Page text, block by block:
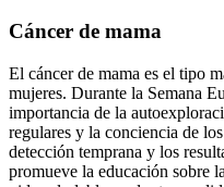
Cáncer de mama
El cáncer de mama es el tipo
mujeres. Durante la Semana
importancia de la
regulares y la conciencia de
detección temprana y los
promueve la educación sobre